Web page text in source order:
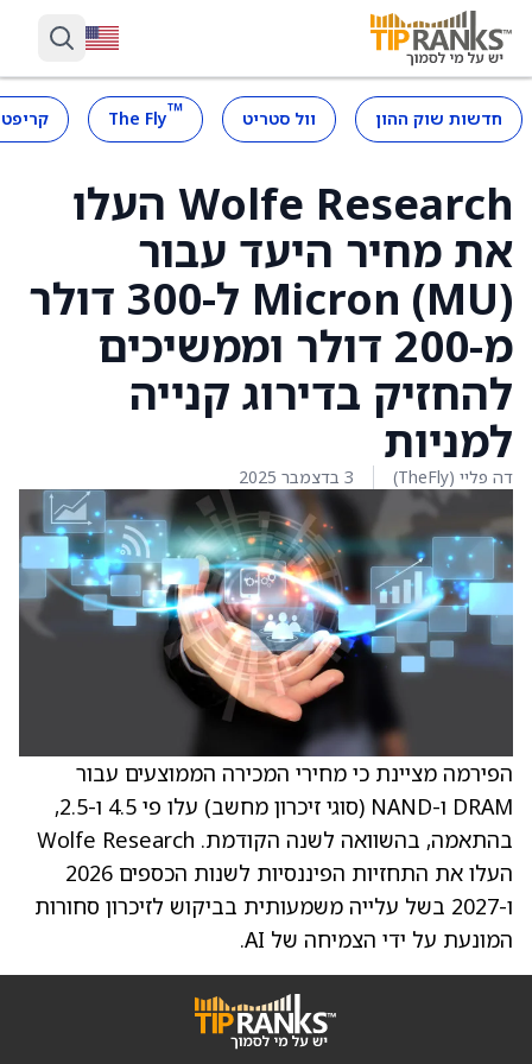
חדשות שוק ההון וול סטריט ™
The Fly
Wolfe Research העלו
את מחיר היעד עבור
Micron (MU) ל-300 דולר
מ-200 דולר וממשיכים
להחזיק בדירוג קנייה
למניות
דה פליי (TheFly) 3 בדצמבר 2025
הפירמה מציינת כי מחירי המכירה הממוצעים עבור
DRAM ו-NAND (סוגי זיכרון מחשב) עלו פי 4.5 ו-2.5,
בהתאמה, בהשוואה לשנה הקודמת. Wolfe Research
העלו את התחזיות הפיננסיות לשנות הכספים 2026
ו-2027 בשל עלייה משמעותית בביקוש לזיכרון סחורות
המונעת על ידי הצמיחה של AI.